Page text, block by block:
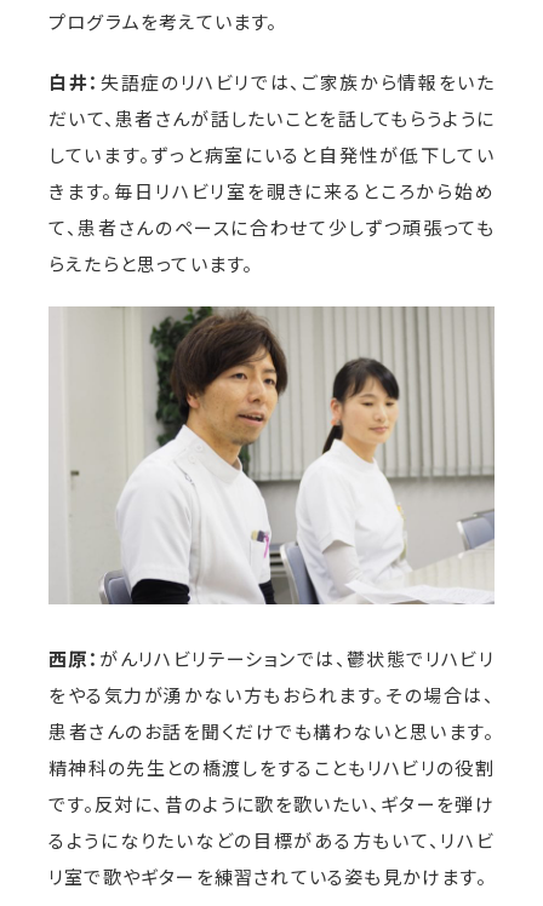
プログラムを考えています。
白井： 失語症のリハビリでは、ご家族から情報をいた
だいて、患者さんが話したいことを話してもらうように
しています。ずっと病室にいると自発性が低下してい
きます。毎日リハビリ室を覗きに来るところから始め
て、患者さんのペースに合わせて少しずつ頑張っても
らえたらと思っています。
西原： がんリハビリテーションでは、鬱状態でリハビリ
をやる気力が湧かない方もおられます。その場合は、
患者さんのお話を聞くだけでも構わないと思います。
精神科の先生との橋渡しをすることもリハビリの役割
です。反対に、昔のように歌を歌いたい、ギターを弾け
るようになりたいなどの目標がある方もいて、リハビ
リ室で歌やギターを練習されている姿も見かけます。